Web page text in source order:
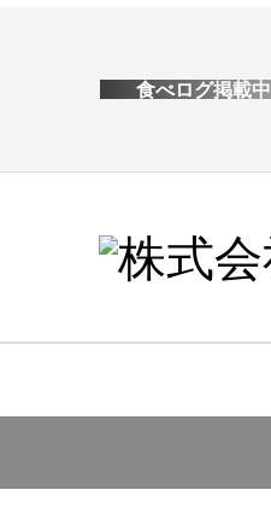
食べログ掲載中